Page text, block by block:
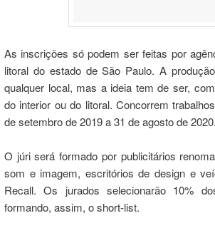
As inscrições só podem ser feitas por
litoral do estado de São Paulo. A
qualquer local, mas a ideia tem de ser,
do interior ou do litoral. Concorrem
de setembro de 2019 a 31 de agosto de 2020.
O júri será formado por publicitários
som e imagem, escritórios de design e
Recall. Os jurados selecionarão 10%
formando, assim, o short-list.